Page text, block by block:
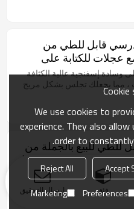
قابل للطي من
عجلات للكتابة على
من البلاستيك
الدراسي
وسادة إسفنجية عالية الكثافة
، مما يجعلك تجلس بشكل مريح
للطي للبيع بالجملة من
المؤتمرات في الفصول
مع لوحة لوحة قابلة
للطي مع الحافظة متوفر في
والمواد.
فئة ارسال التحقيق
We use cookies to
experience. They also
order to
Accept
Reject All
Preferences
Marketing